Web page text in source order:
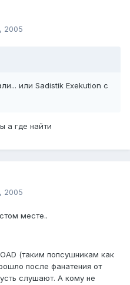
2005
или Sadistik Exekution c
а где найти
2005
месте..
(таким попсушникам как
после фанатения от
слушают. А кому не